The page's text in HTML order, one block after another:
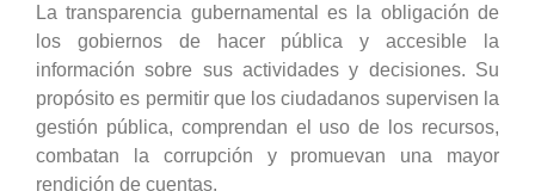
La transparencia gubernamental es la obligación de
los gobiernos de hacer pública y accesible la
información sobre sus actividades y decisiones. Su
propósito es permitir que los ciudadanos supervisen la
gestión pública, comprendan el uso de los recursos,
combatan la corrupción y promuevan una mayor
rendición de cuentas.